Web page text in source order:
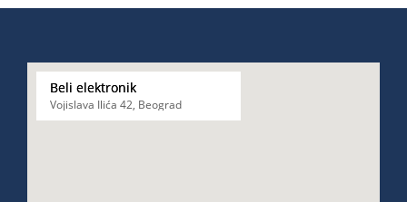
Beli elektronik
Vojislava Ilića 42, Beograd